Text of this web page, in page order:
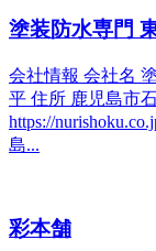
塗装防水専門
会社情報 会社名
平 住所 鹿児島市
https://
島...
彩本舗